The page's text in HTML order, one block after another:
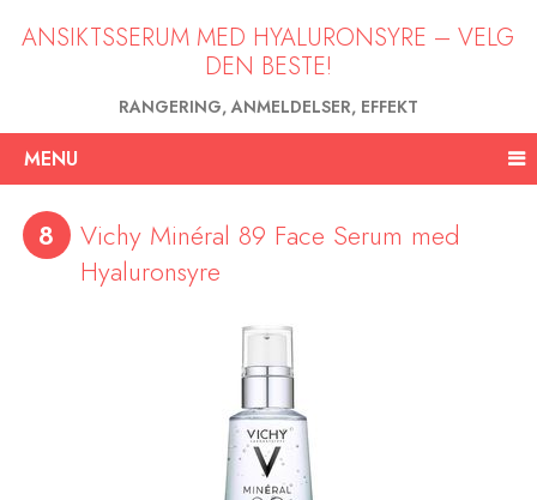
ANSIKTSSERUM MED HYALURONSYRE – VELG
DEN BESTE!
RANGERING, ANMELDELSER, EFFEKT
MENU
8
Vichy Minéral 89 Face Serum med
Hyaluronsyre